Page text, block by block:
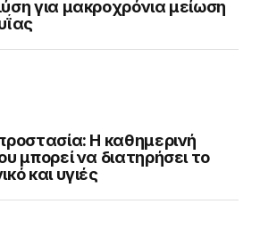
για μακροχρόνια μείωση
Η καθημερινή
μπορεί να διατηρήσει το
και υγιές